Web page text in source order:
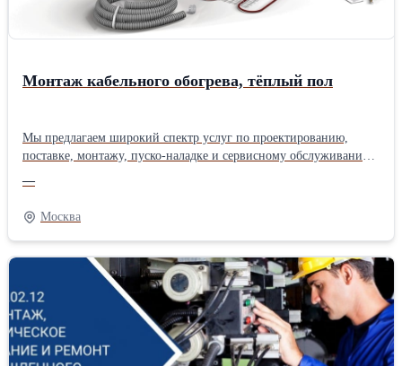
Монтаж кабельного обогрева, тёплый пол
Мы предлагаем широкий спектр услуг по проектированию,
поставке, монтажу, пуско-наладке и сервисному обслуживанию
промышленного назначения. Поставка и монтаж под ключ. В
проектах, комплектациях и поставках мы используем только
сертифицированные компоненты. Нагревательный кабель и
комплектующих: ALPHATRACE, SAMREG, SRG,
GULFSTREAM, KRON, а также продукцию надежных
производителей LAVITA, ССТ, RAYCHEM, BARTEC, TERMON,
NEXANS, РИМ, ОВЕН, ЭНГЛ. Звоните. Мы - поставщик и
монтажники электрических кабельных систем обогрева бытового
и промышленного назначения, теплых полов, аксессуаров и
комплектующих российского производства. Также мы
—
Москва